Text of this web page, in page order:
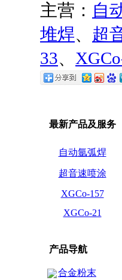
主营： 自
堆焊、 超
33、
最新产品及服务
自动氩弧焊
超音速喷涂
XGCo-157
XGCo-21
产品导航
合金粉末